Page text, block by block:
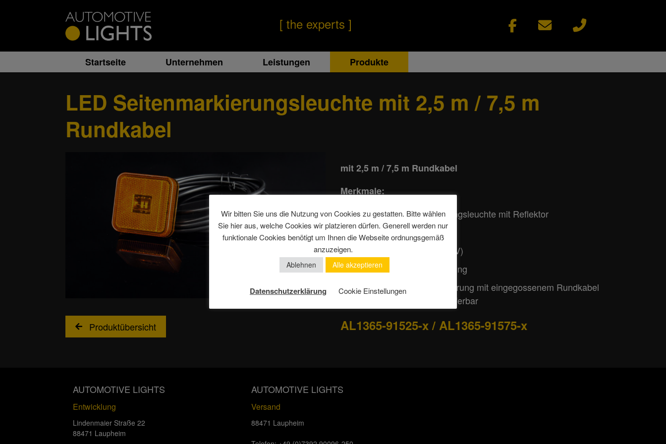
[ the experts ]
Startseite Unternehmen Leistungen Produkte
LED Seitenmarkierungsleuchte mit 2,5 m / 7,5 m
Rundkabel
Produktübersicht
mit 2,5 m / 7,5 m Rundkabel
Merkmale:
LED Seitenmarkierungsleuchte mit Reflektor
Zulassung ECE-R91
Multivoltage (10V-32V)
Heavy Duty Ausführung
Quadratische Ausführung mit eingegossenem Rundkabel
in versch. Längen lieferbar
AL1365-91525-x / AL1365-91575-x
AUTOMOTIVE LIGHTS
Entwicklung
Lindenmaier Straße 22
88471 Laupheim
AUTOMOTIVE LIGHTS
Versand
88471 Laupheim
Wir bitten Sie uns die Nutzung von Cookies zu gestatten. Bitte wählen
Sie hier aus, welche Cookies wir platzieren dürfen. Generell werden nur
funktionale Cookies benötigt um Ihnen die Webseite ordnungsgemäß
anzuzeigen.
Ablehnen Alle akzeptieren
Datenschutzerklärung Cookie Einstellungen